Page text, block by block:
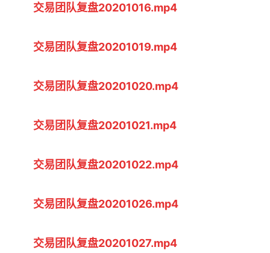
交易团队复盘20201016.mp4
交易团队复盘20201019.mp4
交易团队复盘20201020.mp4
交易团队复盘20201021.mp4
交易团队复盘20201022.mp4
交易团队复盘20201026.mp4
交易团队复盘20201027.mp4